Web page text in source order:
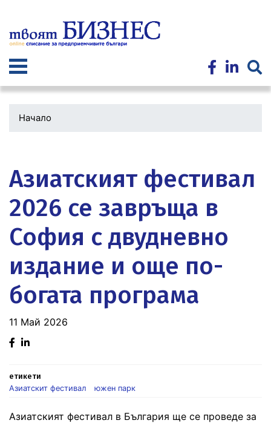
към
основното
Начало
Азиатският фестивал
2026 се завръща в
София с двудневно
издание и още по-
богата програма
11 Май 2026
Facebook
етикети
Азиатскит фестивал
южен парк
Азиатският фестивал в България ще се проведе за